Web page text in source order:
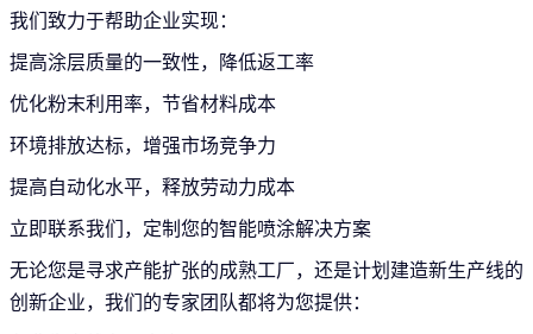
我们致力于帮助企业实现：
提高涂层质量的一致性，降低返工率
优化粉末利用率，节省材料成本
环境排放达标，增强市场竞争力
提高自动化水平，释放劳动力成本
立即联系我们，定制您的智能喷涂解决方案
无论您是寻求产能扩张的成熟工厂，还是计划建造新生产线的
创新企业，我们的专家团队都将为您提供：